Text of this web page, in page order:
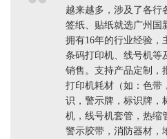
越来越多，涉及了各行
签纸、贴纸就选广州国
拥有16年的行业经验，
条码打印机、线号机等
销售。支持产品定制，
打印机耗材（如：色带
识，警示牌，标识牌，
机，线号机套管，热缩
警示胶带，消防器材，